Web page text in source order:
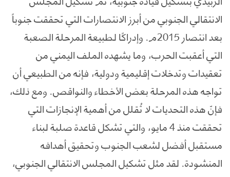
الانتقالي الجنوبي من أبرز الانتصارات التي تحققت جنوباً
بعد انتصار 2015م. وإدراكًا لطبيعة المرحلة الصعبة
التي أعقبت الحرب، وما يشهده الملف اليمني من
تعقيدات وتدخلات إقليمية ودولية، فإنه من الطبيعي أن
تواجه هذه المرحلة بعض الأخطاء والنواقص. ومع ذلك،
فإنّ هذه التحديات لا تُقلل من أهمية الإنجازات التي
تحققت منذ 4 مايو، والتي تشكل قاعدة صلبة لبناء
مستقبل أفضل لشعب الجنوب وتحقيق أهدافه
المنشودة. لقد مثل تشكيل المجلس الانتقالي الجنوبي،